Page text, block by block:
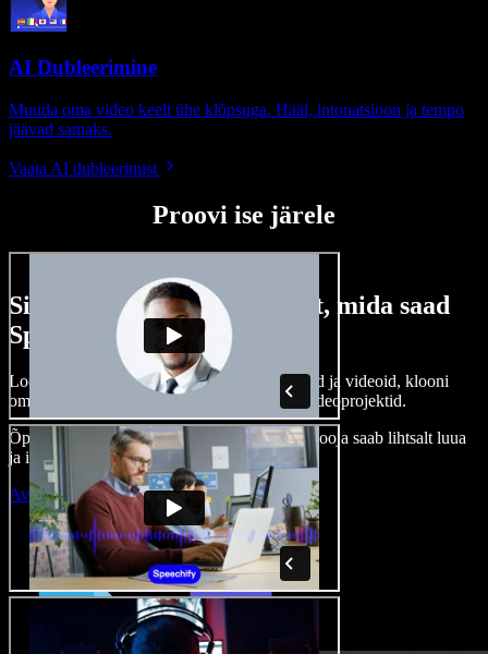
AI Dubleerimine
Muuda oma video keelt ühe klõpsuga. Hääl, intonatsioon ja tempo
jäävad samaks.
Vaata AI dubleerimist
Proovi ise järele
Siin on vaid väike osa sellest, mida saad
Speechify Studioga teha.
Loo voice-over’eid, kasuta tasuta pilte, helisid ja videoid, klooni
oma häält ja pane kokku terviklikud audio-videoprojektid.
Õppimiskõver puudub, kõik töötab veebis – looja saab lihtsalt luua
ja ideed kiiresti ellu viia.
Ava Studio